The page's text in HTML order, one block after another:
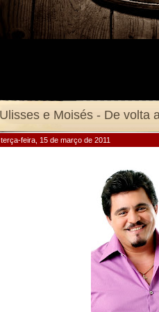
terça-feira, 15 de março de 2011